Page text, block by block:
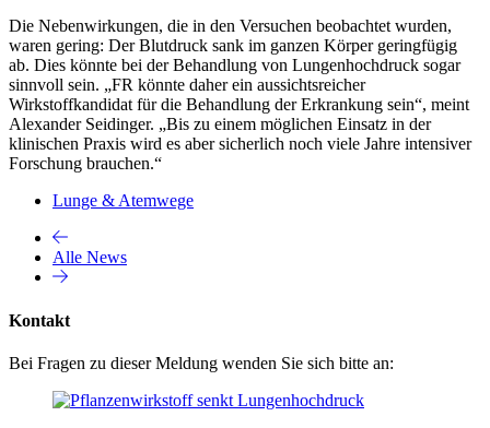
Die Nebenwirkungen, die in den Versuchen beobachtet wurden,
waren gering: Der Blutdruck sank im ganzen Körper geringfügig
ab. Dies könnte bei der Behandlung von Lungenhochdruck sogar
sinnvoll sein. „FR könnte daher ein aussichtsreicher
Wirkstoffkandidat für die Behandlung der Erkrankung sein“, meint
Alexander Seidinger. „Bis zu einem möglichen Einsatz in der
klinischen Praxis wird es aber sicherlich noch viele Jahre intensiver
Forschung brauchen.“
Lunge & Atemwege
Alle News
Kontakt
Bei Fragen zu dieser Meldung wenden Sie sich bitte an: